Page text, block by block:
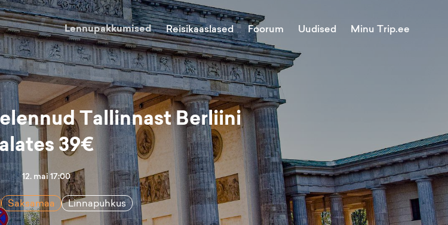
Lennupakkumised Reisikaaslased Foorum Uudised Minu Trip.ee
Tallinnast Berliini
39€
12. mai 17:00
Saksamaa Linnapuhkus